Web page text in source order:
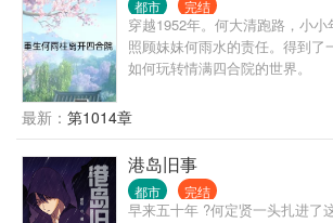
都市 完结
穿越1952年。何大清跑路，小
照顾妹妹何雨水的责任。得到了
如何玩转情满四合院的世界。
最新： 第1014章
港岛旧事
都市 完结
早来五十年 ?何定贤一头扎进了